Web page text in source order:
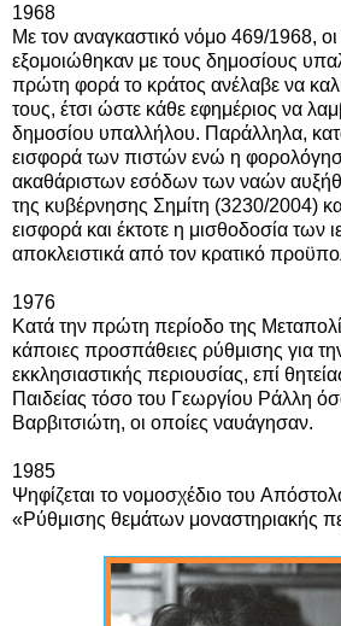
1968
Με τον αναγκαστικό νόμο 469/1968, οι
εξομοιώθηκαν με τους δημοσίους
πρώτη φορά το κράτος ανέλαβε να
τους, έτσι ώστε κάθε εφημέριος να
δημοσίου υπαλλήλου. Παράλληλα,
εισφορά των πιστών ενώ η
ακαθάριστων εσόδων των ναών
της κυβέρνησης Σημίτη (3230/2004)
εισφορά και έκτοτε η μισθοδοσία των
αποκλειστικά από τον κρατικό
1976
Κατά την πρώτη περίοδο της
κάποιες προσπάθειες ρύθμισης για
εκκλησιαστικής περιουσίας, επί
Παιδείας τόσο του Γεωργίου Ράλλη
Βαρβιτσιώτη, οι οποίες ναυάγησαν.
1985
Ψηφίζεται το νομοσχέδιο του
«Ρύθμισης θεμάτων μοναστηριακής